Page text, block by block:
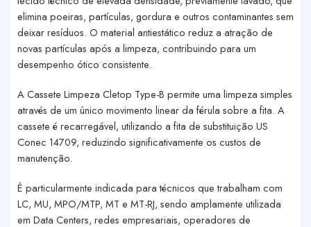
elimina poeiras, partículas, gordura e outros contaminantes sem
deixar resíduos. O material antiestático reduz a atração de
novas partículas após a limpeza, contribuindo para um
desempenho ótico consistente.
A Cassete Limpeza Cletop Type-B permite uma limpeza simples
através de um único movimento linear da férula sobre a fita. A
cassete érecarregável, utilizando a fita de substituição US
Conec 14709, reduzindo significativamente os custos de
manutenção.
É particularmente indicada para técnicos que trabalham com
LC, MU, MPO/MTP, MT e MT-RJ, sendo amplamente utilizada
em Data Centers, redes empresariais, operadores de